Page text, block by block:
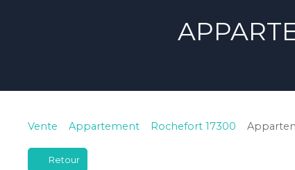
Vente Appartement Rochefort 17300
Retour